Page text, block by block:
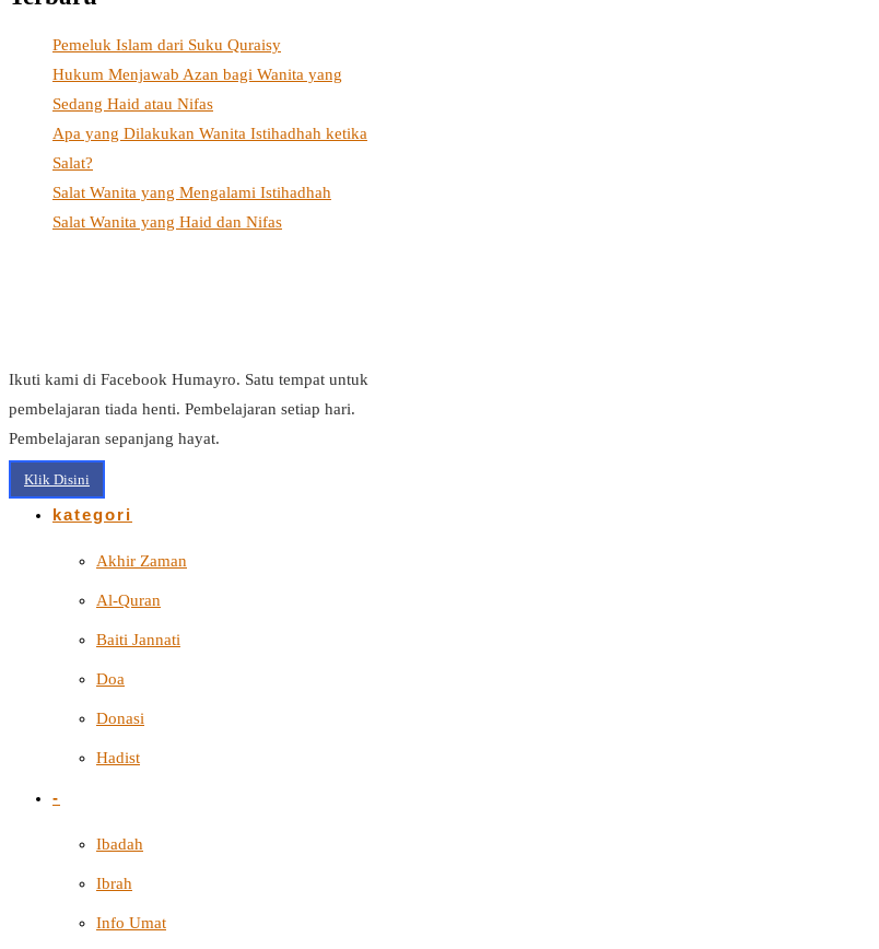
Pemeluk Islam dari Suku Quraisy
Hukum Menjawab Azan bagi Wanita yang
Sedang Haid atau Nifas
Apa yang Dilakukan Wanita Istihadhah ketika
Salat?
Salat Wanita yang Mengalami Istihadhah
Salat Wanita yang Haid dan Nifas
Ikuti kami di Facebook Humayro. Satu tempat untuk
pembelajaran tiada henti. Pembelajaran setiap hari.
Pembelajaran sepanjang hayat.
Klik Disini
kategori
Akhir Zaman
Al-Quran
Baiti Jannati
Doa
Donasi
Hadist
-
Ibadah
Ibrah
Info Umat